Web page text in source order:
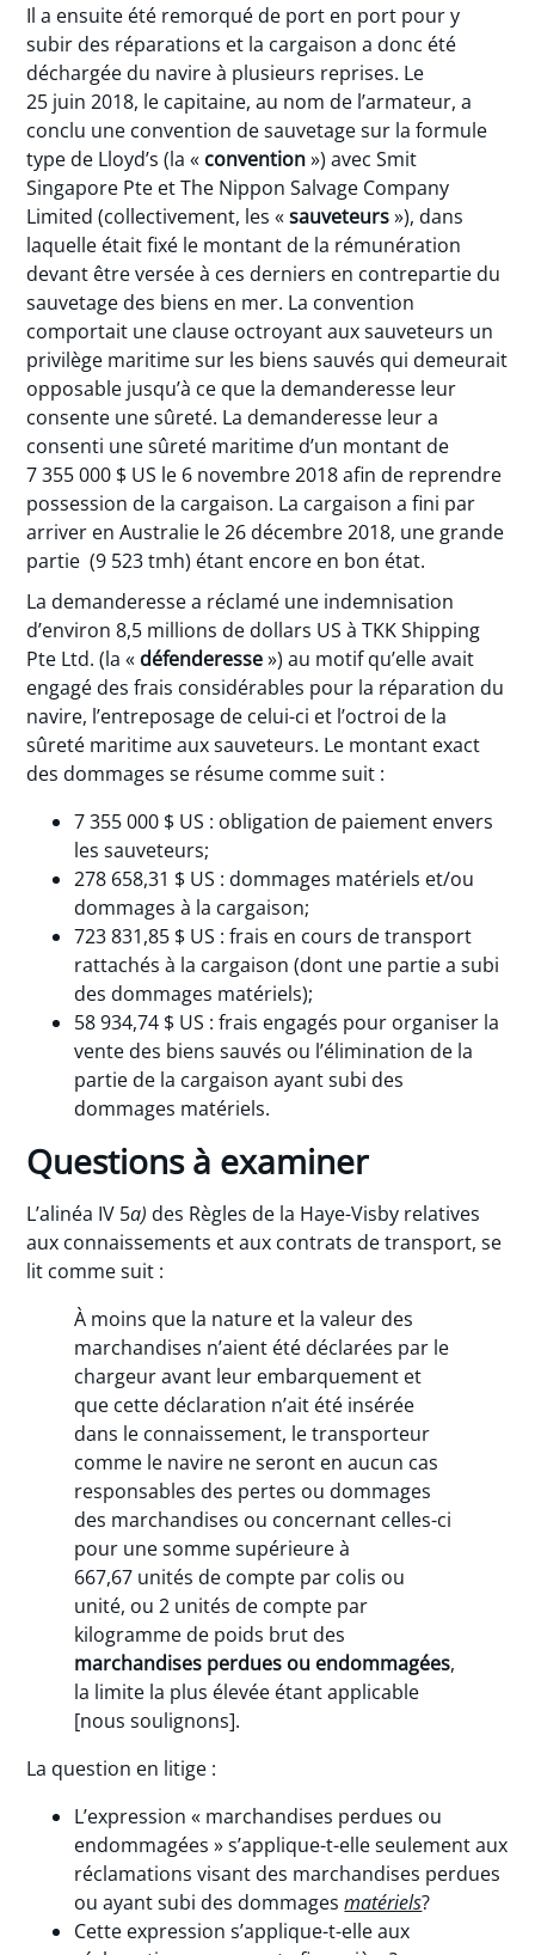
Il a ensuite été remorqué de port en port pour y
subir des réparations et la cargaison a donc été
déchargée du navire à plusieurs reprises. Le
25 juin 2018, le capitaine, au nom de l’armateur, a
conclu une convention de sauvetage sur la formule
type de Lloyd’s (la « convention») avec Smit
Singapore Pte et The Nippon Salvage Company
Limited (collectivement, les «sauveteurs»), dans
laquelle était fixé le montant de la rémunération
devant être versée à ces derniers en contrepartie du
sauvetage des biens en mer. La convention
comportait une clause octroyant aux sauveteurs un
privilège maritime sur les biens sauvés qui demeurait
opposable jusqu’à ce que la demanderesse leur
consente une sûreté. La demanderesse leur a
consenti une sûreté maritime d’un montant de
7 355 000 $ US le 6 novembre 2018 afin de reprendre
possession de la cargaison. La cargaison a fini par
arriver en Australie le 26 décembre 2018, une grande
partie (9 523 tmh) étant encore en bon état.
La demanderesse a réclamé une indemnisation
d’environ 8,5 millions de dollars US à TKK Shipping
Pte Ltd. (la « défenderesse») au motif qu’elle avait
engagé des frais considérables pour la réparation du
navire, l’entreposage de celui-ci et l’octroi de la
sûreté maritime aux sauveteurs. Le montant exact
des dommages se résume comme suit :
7 355 000 $ US : obligation de paiement envers
les sauveteurs;
278 658,31 $ US : dommages matériels et/ou
dommages à la cargaison;
723 831,85 $ US : frais en cours de transport
rattachés à la cargaison (dont une partie a subi
des dommages matériels);
58 934,74 $ US : frais engagés pour organiser la
vente des biens sauvés ou l’élimination de la
partie de la cargaison ayant subi des
dommages matériels.
Questions à examiner
L’alinéa IV 5a) des Règles de la Haye-Visby relatives
aux connaissements et aux contrats de transport, se
lit comme suit :
À moins que la nature et la valeur des
marchandises n’aient été déclarées par le
chargeur avant leur embarquement et
que cette déclaration n’ait été insérée
dans le connaissement, le transporteur
comme le navire ne seront en aucun cas
responsables des pertes ou dommages
des marchandises ou concernant celles-ci
pour une somme supérieure à
667,67 unités de compte par colis ou
unité, ou 2 unités de compte par
kilogramme de poids brut des
marchandises perdues ou endommagées,
la limite la plus élevée étant applicable
[nous soulignons].
La question en litige :
L’expression « marchandises perdues ou
endommagées » s’applique-t-elle seulement aux
réclamations visant des marchandises perdues
ou ayant subi des dommagesmatériels?
Cette expression s’applique-t-elle aux